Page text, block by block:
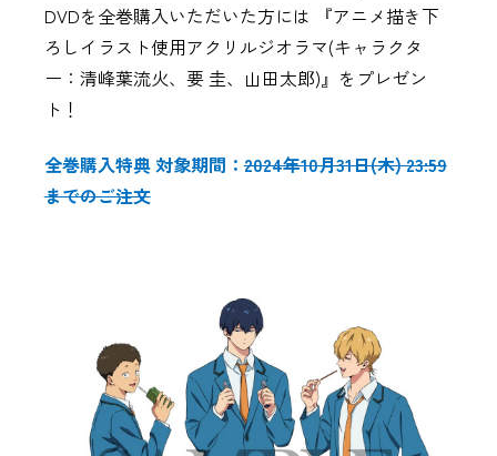
DVDを全巻購入いただいた方には 『アニメ描き下
ろしイラスト使用アクリルジオラマ(キャラクタ
ー：清峰葉流火、要 圭、山田太郎)』をプレゼン
ト！
全巻購入特典 対象期間：2024年10月31日(木) 23:59
までのご注文